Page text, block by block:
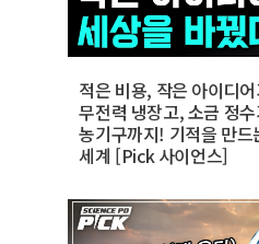
적은 비용, 작은 아이디
무전력 냉장고, 소금 정
농기구까지! 기적을 만
세계 [Pick 사이언스]